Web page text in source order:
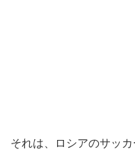
それは、ロシアのサッ